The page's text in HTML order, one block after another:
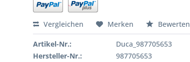
Vergleichen Merken Bewerten
Artikel-Nr.:
Duca_987705653
Hersteller-Nr.:
987705653